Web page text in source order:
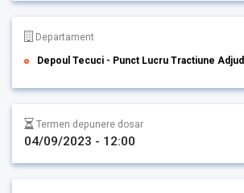
Departament
Depoul Tecuci - Punct Lucru Tractiune Adjud
Termen depunere dosar
04/09/2023 - 12:00